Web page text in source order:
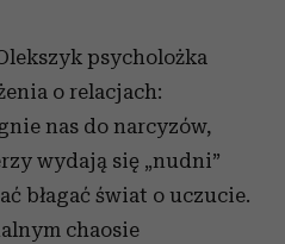
psycholożka
o relacjach:
nas do narcyzów,
wydają się „nudni”
błagać świat o uczucie.
chaosie